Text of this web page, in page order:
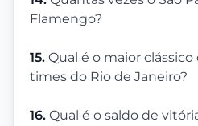
Flamengo?
15. Qual é o maior
times do Rio de Janeiro?
16. Qual é o saldo de